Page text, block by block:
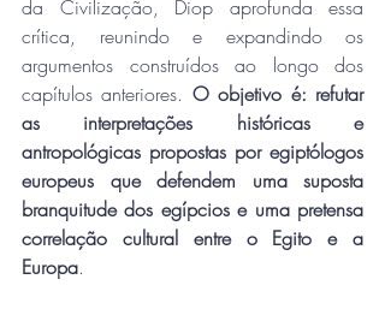
da Civilização, Diop aprofunda essa
crítica, reunindo e expandindo os
argumentos construídos ao longo dos
capítulos anteriores. O objetivo é: refutar
as interpretações históricas e
antropológicas propostas por egiptólogos
europeus que defendem uma suposta
branquitude dos egípcios e uma pretensa
correlação cultural entre o Egito e a
Europa.